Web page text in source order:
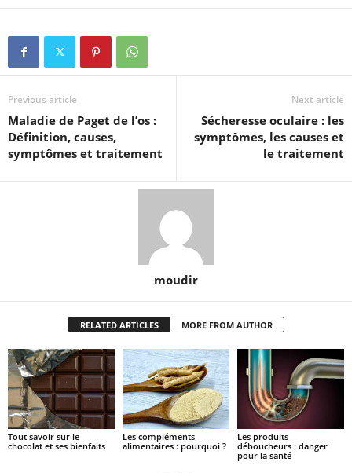
Previous article
Maladie de Paget de l’os :
Définition, causes,
symptômes et traitement
Next article
Sécheresse oculaire : les
symptômes, les causes et
le traitement
moudir
RELATED ARTICLES MORE FROM AUTHOR
Tout savoir sur le
chocolat et ses bienfaits
Les compléments
alimentaires : pourquoi ?
Les produits
déboucheurs : danger
pour la santé